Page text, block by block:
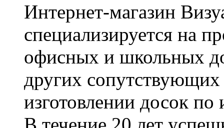
Интернет-магазин
специализируется на
офисных и школьных
других сопутствующих
изготовлении досок по